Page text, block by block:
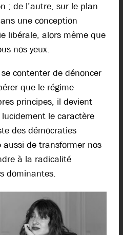
; de l’autre, sur le plan
une conception
libérale, alors même que
nos yeux.
contenter de dénoncer
que le régime
principes, il devient
le caractère
des démocraties
de transformer nos
à la radicalité
dominantes.